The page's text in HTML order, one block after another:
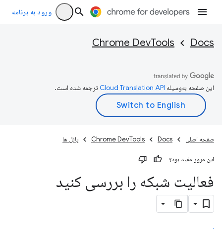
ورود به برنامه
Docs
Chrome DevTools
این صفحه به‌وسیله ترجمه شده است.
صفحه اصلی Docs
Chrome DevTools پانل ها
این مرور مفید بود؟
فعالیت شبکه را بررسی کنید